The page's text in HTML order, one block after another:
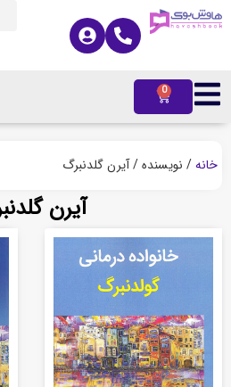
/ نویسنده / آیرن گلدنبرگ
آیرن گلدنبرگ